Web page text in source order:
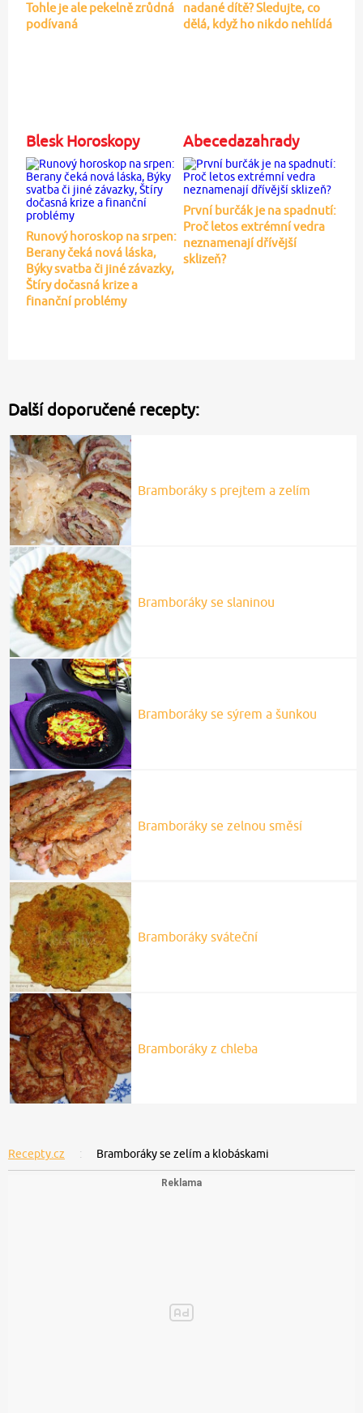
Tohle je ale pekelně zrůdná
podívaná
nadané dítě? Sledujte, co
dělá, když ho nikdo nehlídá
Blesk Horoskopy
Runový horoskop na srpen:
Berany čeká nová láska,
Býky svatba či jiné závazky,
Štíry dočasná krize a
finanční problémy
Abecedazahrady
První burčák je na spadnutí:
Proč letos extrémní vedra
neznamenají dřívější
sklizeň?
Další doporučené recepty:
Bramboráky s prejtem a zelím
Bramboráky se slaninou
Bramboráky se sýrem a šunkou
Bramboráky se zelnou směsí
Bramboráky sváteční
Bramboráky z chleba
Recepty.cz Bramboráky se zelím a klobáskami